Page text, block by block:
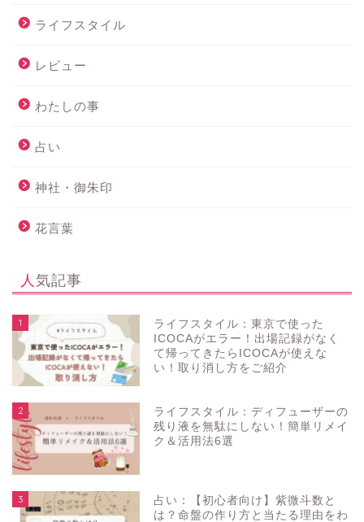
ライフスタイル
レビュー
わたしの事
占い
神社・御朱印
花言葉
人気記事
1
ライフスタイル：東京で使った
ICOCAがエラー！出場記録がなく
て帰ってきたらICOCAが使えな
い！取り消し方をご紹介
2
ライフスタイル：ディフューザーの
残り液を無駄にしない！簡単リメイ
ク＆活用法6選
3
占い：【初心者向け】紫微斗数と
は？命盤の作り方と当たる理由をわ